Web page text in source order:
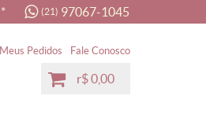
* (21) 97067-1045
Meus Pedidos Fale Conosco
r$ 0,00